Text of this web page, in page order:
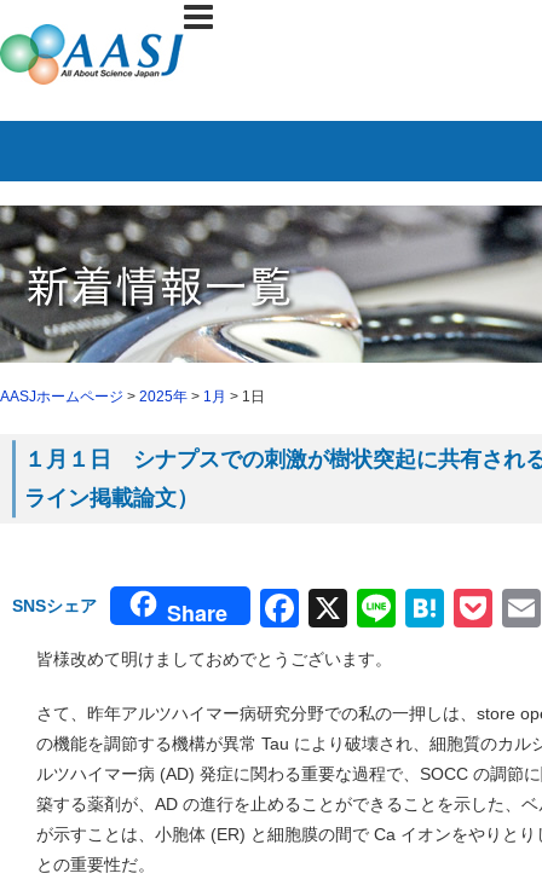
AASJホームページ > 2025年 > 1月 > 1日
１月１日 シナプスでの刺激が樹状突起に共有され
ライン掲載論文）
SNSシェア Share Facebook
X Line
皆様改めて明けましておめでとうございます。
さて、昨年アルツハイマー病研究分野での私の一押しは、store
の機能を調節する機構が異常 Tau により破壊され、細胞質のカル
ルツハイマー病 (AD) 発症に関わる重要な過程で、SOCC の調節
築する薬剤が、AD の進行を止めることができることを示した、
が示すことは、小胞体 (ER) と細胞膜の間で Ca イオンをやりと
との重要性だ。